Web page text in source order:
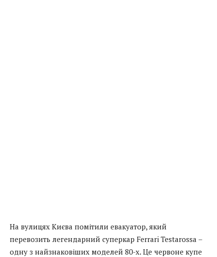
На вулицях Києва помітили евакуатор, який
перевозить легендарний суперкар Ferrari Testarossa –
одну з найзнаковіших моделей 80-х. Це червоне купе